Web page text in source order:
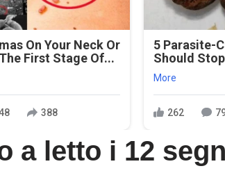
On Your Neck Or
First Stage Of...
388
5 Parasite-
Should
More
262
a letto i 12